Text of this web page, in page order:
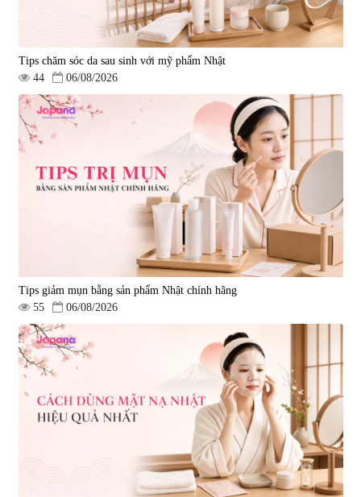
Tips chăm sóc da sau sinh với mỹ phẩm Nhật
44
06/08/2026
Tips giảm mụn bằng sản phẩm Nhật chính hãng
55
06/08/2026